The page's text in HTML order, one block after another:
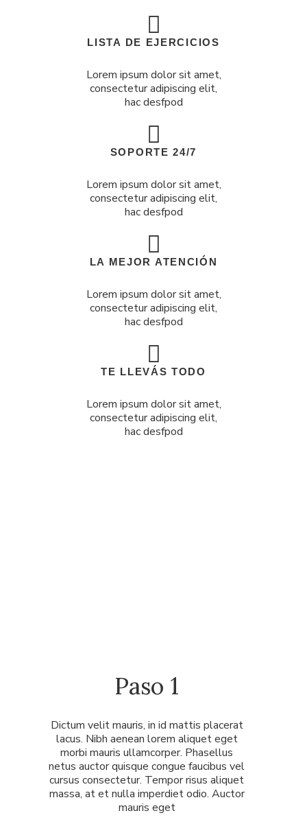
LISTA DE EJERCICIOS
Lorem ipsum dolor sit amet,
consectetur adipiscing elit,
hac desfpod
SOPORTE 24/7
Lorem ipsum dolor sit amet,
consectetur adipiscing elit,
hac desfpod
LA MEJOR ATENCIÓN
Lorem ipsum dolor sit amet,
consectetur adipiscing elit,
hac desfpod
TE LLEVÁS TODO
Lorem ipsum dolor sit amet,
consectetur adipiscing elit,
hac desfpod
Paso 1
Dictum velit mauris, in id mattis placerat
lacus. Nibh aenean lorem aliquet eget
morbi mauris ullamcorper. Phasellus
netus auctor quisque congue faucibus vel
cursus consectetur. Tempor risus aliquet
massa, at et nulla imperdiet odio. Auctor
mauris eget